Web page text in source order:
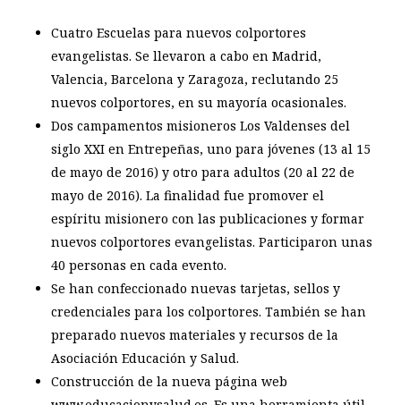
Cuatro Escuelas para nuevos colportores
evangelistas. Se llevaron a cabo en Madrid,
Valencia, Barcelona y Zaragoza, reclutando 25
nuevos colportores, en su mayoría ocasionales.
Dos campamentos misioneros Los Valdenses del
siglo XXI en Entrepeñas, uno para jóvenes (13 al 15
de mayo de 2016) y otro para adultos (20 al 22 de
mayo de 2016). La finalidad fue promover el
espíritu misionero con las publicaciones y formar
nuevos colportores evangelistas. Participaron unas
40 personas en cada evento.
Se han confeccionado nuevas tarjetas, sellos y
credenciales para los colportores. También se han
preparado nuevos materiales y recursos de la
Asociación Educación y Salud.
Construcción de la nueva página web